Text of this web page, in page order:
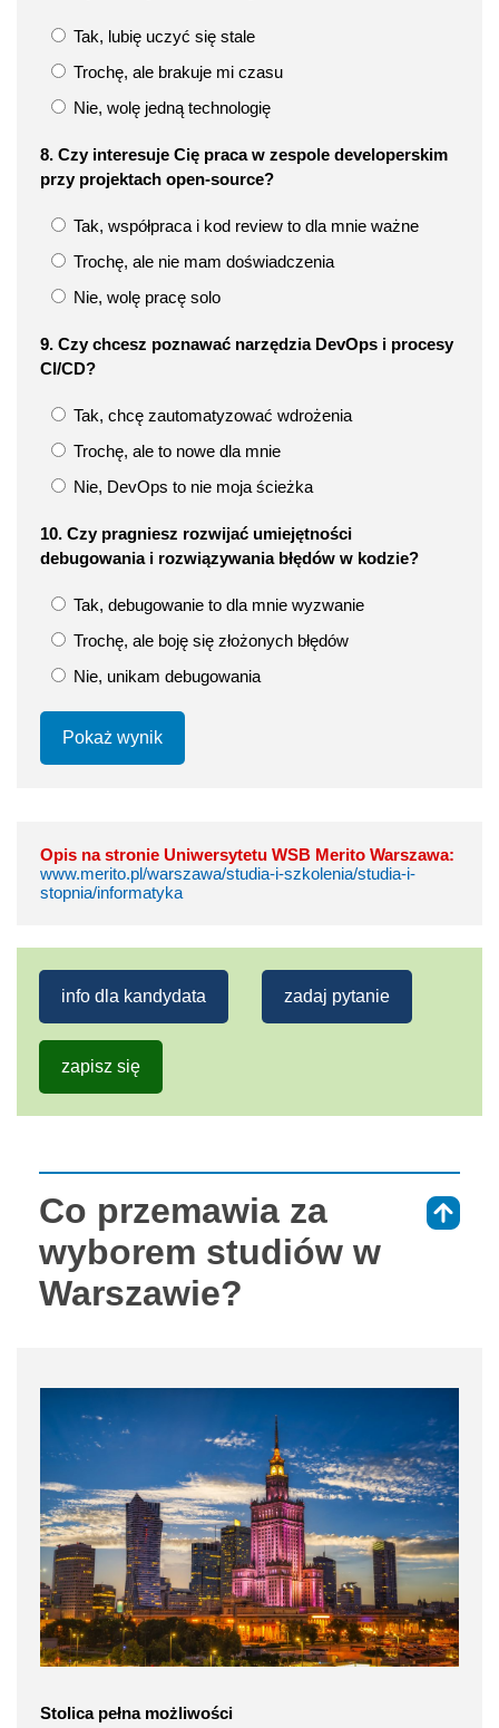
Tak, lubię uczyć się stale
Trochę, ale brakuje mi czasu
Nie, wolę jedną technologię
8. Czy interesuje Cię praca w zespole developerskim
przy projektach open-source?
Tak, współpraca i kod review to dla mnie ważne
Trochę, ale nie mam doświadczenia
Nie, wolę pracę solo
9. Czy chcesz poznawać narzędzia DevOps i procesy
CI/CD?
Tak, chcę zautomatyzować wdrożenia
Trochę, ale to nowe dla mnie
Nie, DevOps to nie moja ścieżka
10. Czy pragniesz rozwijać umiejętności
debugowania i rozwiązywania błędów w kodzie?
Tak, debugowanie to dla mnie wyzwanie
Trochę, ale boję się złożonych błędów
Nie, unikam debugowania
Pokaż wynik
Opis na stronie Uniwersytetu WSB Merito Warszawa:
www.merito.pl/warszawa/studia-i-szkolenia/studia-i-
stopnia/informatyka
info dla kandydata zadaj pytanie
zapisz się
Co przemawia za
wyborem studiów w
Warszawie?
Stolica pełna możliwości